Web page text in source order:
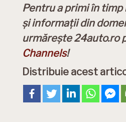
Pentru a primi în timp
și informații din
urmărește 24auto.ro
Channels!
Distribuie acest